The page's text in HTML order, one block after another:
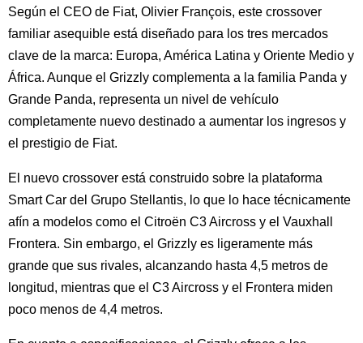
Según el CEO de Fiat, Olivier François, este crossover
familiar asequible está diseñado para los tres mercados
clave de la marca: Europa, América Latina y Oriente Medio y
África. Aunque el Grizzly complementa a la familia Panda y
Grande Panda, representa un nivel de vehículo
completamente nuevo destinado a aumentar los ingresos y
el prestigio de Fiat.
El nuevo crossover está construido sobre la plataforma
Smart Car del Grupo Stellantis, lo que lo hace técnicamente
afín a modelos como el Citroën C3 Aircross y el Vauxhall
Frontera. Sin embargo, el Grizzly es ligeramente más
grande que sus rivales, alcanzando hasta 4,5 metros de
longitud, mientras que el C3 Aircross y el Frontera miden
poco menos de 4,4 metros.